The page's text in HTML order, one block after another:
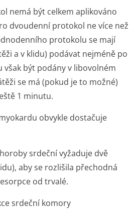
nemá být celkem aplikováno
dvoudenní protokol ne více než
protokolu se mají
a v klidu) podávat nejméně po
být podány v libovolném
se má (pokud je to možné)
1 minutu.
obvykle dostačuje
srdeční vyžaduje dvě
aby se rozlišila přechodná
od trvalé.
srdeční komory